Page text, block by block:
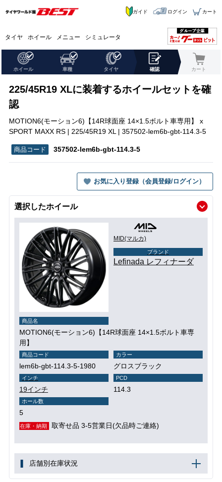
タイヤ ホイール メニュー シミュレータ
ガイド ログイン カート
ホイール 車種 タイヤ 確認 カート
225/45R19 XLに装着するホイールセットを確
認
MOTION6(モーション6)【14R球面座 14×1.5ボルト車専用】 x
SPORT MAXX RS | 225/45R19 XL | 357502-lem6b-gbt-114.3-5
357502-lem6b-gbt-114.3-5
お気に入り登録（会員登録/ログイン）
選択したホイール
MID(マルカ)
ブランド
Lefinada レフィナーダ
商品名
MOTION6(モーション6)【14R球面座 14×1.5ボルト車専
用】
商品コード
lem6b-gbt-114.3-5-1980
カラー
グロスブラック
インチ
19インチ
PCD
114.3
ホール数
5
在庫・納期 取寄せ品 3-5営業日(欠品時ご連絡)
店舗別在庫状況